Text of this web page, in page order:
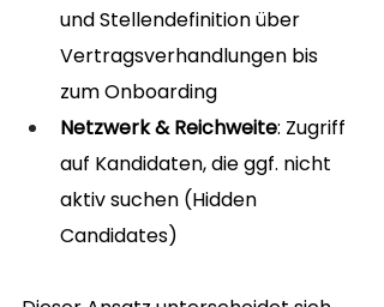
und Stellendefinition über
Vertragsverhandlungen bis
zum Onboarding
Netzwerk & Reichweite: Zugriff
auf Kandidaten, die ggf. nicht
aktiv suchen (Hidden
Candidates)